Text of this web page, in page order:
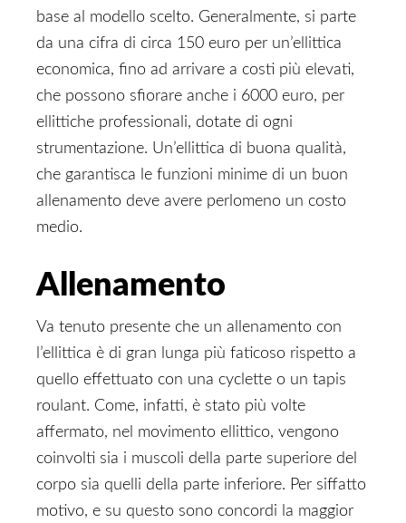
base al modello scelto. Generalmente, si parte
da una cifra di circa 150 euro per un’ellittica
economica, fino ad arrivare a costi più elevati,
che possono sfiorare anche i 6000 euro, per
ellittiche professionali, dotate di ogni
strumentazione. Un’ellittica di buona qualità,
che garantisca le funzioni minime di un buon
allenamento deve avere perlomeno un costo
medio.
Allenamento
Va tenuto presente che un allenamento con
l’ellittica è di gran lunga più faticoso rispetto a
quello effettuato con una cyclette o un tapis
roulant. Come, infatti, è stato più volte
affermato, nel movimento ellittico, vengono
coinvolti sia i muscoli della parte superiore del
corpo sia quelli della parte inferiore. Per siffatto
motivo, e su questo sono concordi la maggior